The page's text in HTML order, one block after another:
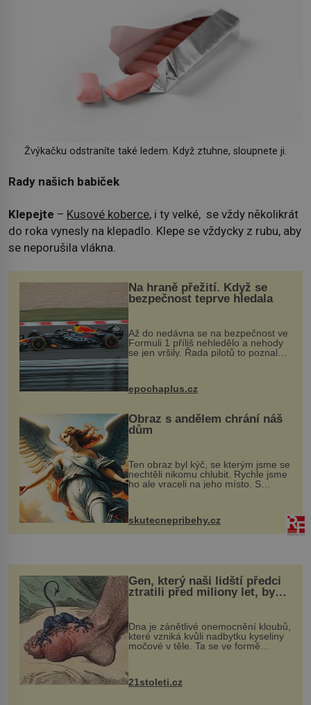
Žvýkačku odstraníte také ledem. Když ztuhne, sloupnete ji.
Rady našich babiček
Klepejte – Kusové koberce, i ty velké, se vždy několikrát
do roka vynesly na klepadlo. Klepe se vždycky z rubu, aby
se neporušila vlákna.
Na hraně přežití. Když se
bezpečnost teprve hledala
Až do nedávna se na bezpečnost ve
Formuli 1 příliš nehledělo a nehody
se jen vršily. Řada pilotů to poznala
na vlastní kůži, často s trvalými
následky nebo bohužel i ztrátou
života. Dnes nepochopiteln...
epochaplus.cz
Obraz s andělem chrání náš
dům
Ten obraz byl kýč, se kterým jsme se
nechtěli nikomu chlubit. Rychle jsme
ho ale vraceli na jeho místo. S
manželem Vaškem jsme si pořídili
chaloupku, takový domek na severu
Čech, kde jsme si naplánova...
skutecnepribehy.cz
Gen, který naši lidští předci
ztratili před miliony let, by
mohl pomoci s léčbou
„nemoci králů“
Dna je zánětlivé onemocnění kloubů,
které vzniká kvůli nadbytku kyseliny
močové v těle. Ta se ve formě
nohou, a způsobuje bole...
21stoleti.cz